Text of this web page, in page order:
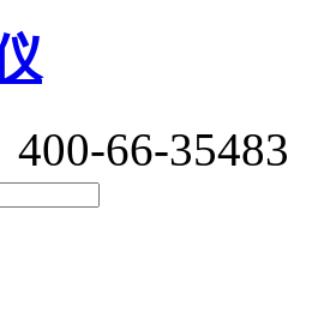
66-35483